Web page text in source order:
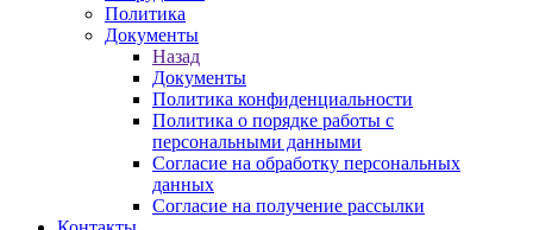
Политика
Документы
Назад
Документы
Политика конфиденциальности
Политика о порядке работы с
персональными данными
Согласие на обработку персональных
данных
Согласие на получение рассылки